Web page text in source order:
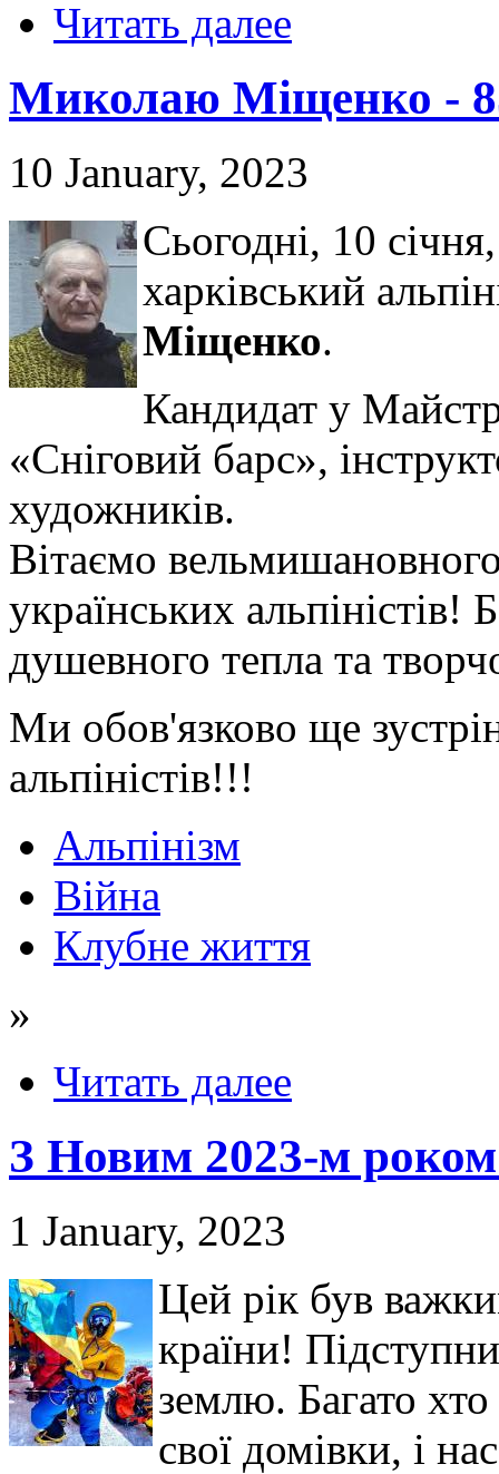
Читать далее
Миколаю Міщенко -
10 January, 2023
Сьогодні, 10
харківський
Міщенко.
Кандидат у
«Сніговий барс»,
художників.
Вітаємо
українських
душевного тепла та
Ми обов'язково ще
альпіністів!!!
Альпінізм
Війна
Клубне життя
»
Читать далее
З Новим 2023-м
1 January, 2023
Цей рік був
країни!
землю. Багато
свої домівки, і